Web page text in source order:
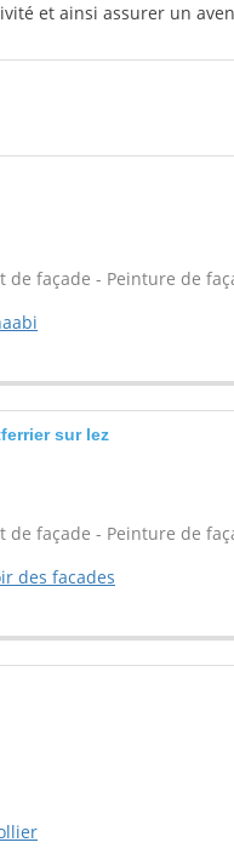
et ainsi assurer un
de façade - Peinture de
sur lez
de façade - Peinture de
des facades